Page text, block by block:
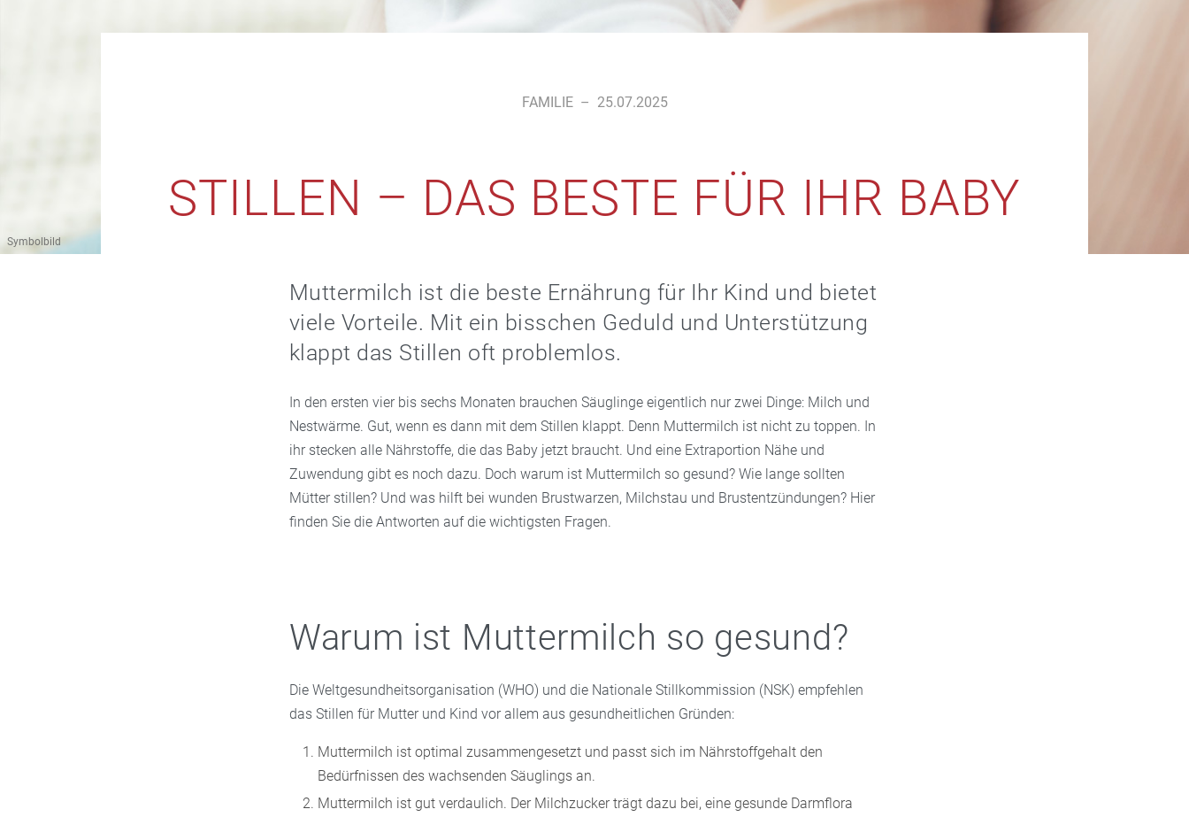
Symbolbild
FAMILIE – 25.07.2025
STILLEN – DAS BESTE FÜR IHR BABY
Muttermilch ist die beste Ernährung für Ihr Kind und bietet
viele Vorteile. Mit ein bisschen Geduld und Unterstützung
klappt das Stillen oft problemlos.
In den ersten vier bis sechs Monaten brauchen Säuglinge eigentlich nur zwei Dinge: Milch und
Nestwärme. Gut, wenn es dann mit dem Stillen klappt. Denn Muttermilch ist nicht zu toppen. In
ihr stecken alle Nährstoffe, die das Baby jetzt braucht. Und eine Extraportion Nähe und
Zuwendung gibt es noch dazu. Doch warum ist Muttermilch so gesund? Wie lange sollten
Mütter stillen? Und was hilft bei wunden Brustwarzen, Milchstau und Brustentzündungen? Hier
finden Sie die Antworten auf die wichtigsten Fragen.
Warum ist Muttermilch so gesund?
Die Weltgesundheitsorganisation (WHO) und die Nationale Stillkommission (NSK) empfehlen
das Stillen für Mutter und Kind vor allem aus gesundheitlichen Gründen:
Muttermilch ist optimal zusammengesetzt und passt sich im Nährstoffgehalt den
Bedürfnissen des wachsenden Säuglings an.
Muttermilch ist gut verdaulich. Der Milchzucker trägt dazu bei, eine gesunde Darmflora